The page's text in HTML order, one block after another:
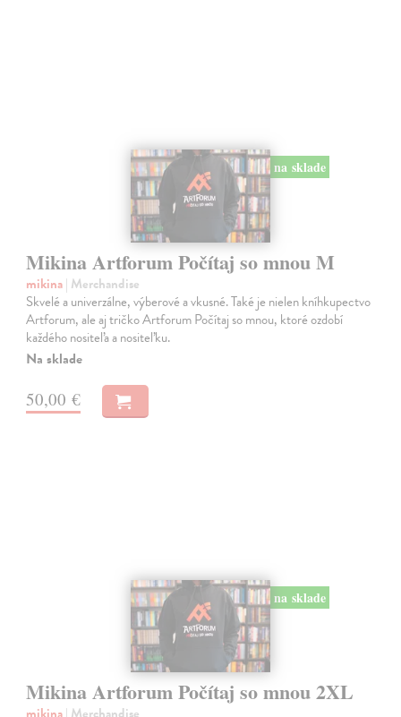
na sklade
Mikina Artforum Počítaj so mnou M
mikina| Merchandise
Skvelé a univerzálne, výberové a vkusné. Také je nielen kníhkupectvo
Artforum, ale aj tričko Artforum Počítaj so mnou, ktoré ozdobí
každého nositeľa a nositeľku.
Na sklade
50,00 €
na sklade
Mikina Artforum Počítaj so mnou 2XL